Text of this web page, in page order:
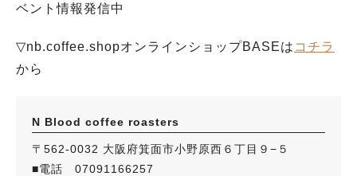
ベント情報発信中
▽nb.coffee.shopオンラインショップBASEは コチラ
から
N Blood coffee roasters
〒562-0032 大阪府箕面市小野原西６丁目９−５
■電話 07091166257